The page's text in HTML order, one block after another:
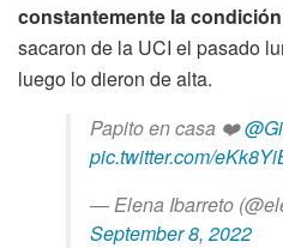
constantemente la
sacaron de la UCI el pasado
luego lo dieron de alta.
Papito en casa ❤️
pic.twitter.com/
— Elena Ibarreto
September 8, 2022